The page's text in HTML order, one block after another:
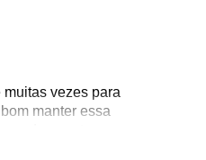
vezes para
manter essa
demonstrar